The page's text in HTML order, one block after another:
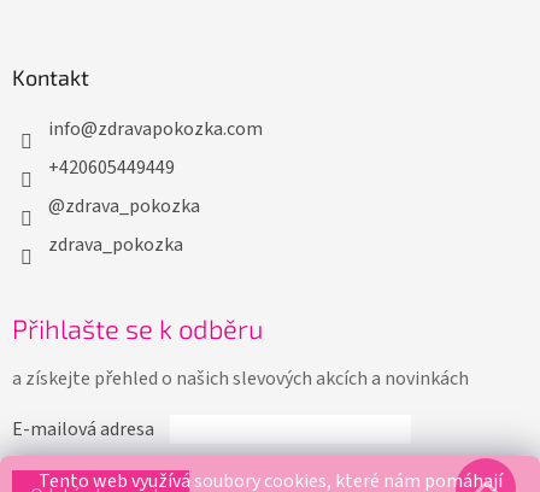
Tento web využívá soubory cookies, které nám pomáhají
Kontakt
info@zdravapokozka.com
+420605449449
@zdrava_pokozka
zdrava_pokozka
Přihlašte se k odběru
a získejte přehled o našich slevových akcích a novinkách
E-mailová adresa